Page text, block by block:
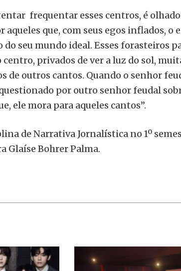
frequentar esses centros, é
aqueles que, com seus egos inflados, o
seu mundo ideal. Esses forasteiros
privados de ver a luz do sol,
de outros cantos. Quando o senhor
por outro senhor feudal
ele mora para aqueles cantos”.
de Narrativa Jornalística no 1º
Glaíse Bohrer Palma.